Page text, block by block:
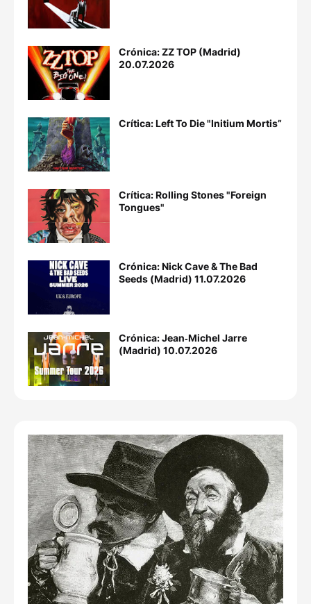
Crónica: ZZ TOP (Madrid)
20.07.2026
Crítica: Left To Die "Initium Mortis”
Crítica: Rolling Stones "Foreign
Tongues"
Crónica: Nick Cave & The Bad
Seeds (Madrid) 11.07.2026
Crónica: Jean‐Michel Jarre
(Madrid) 10.07.2026